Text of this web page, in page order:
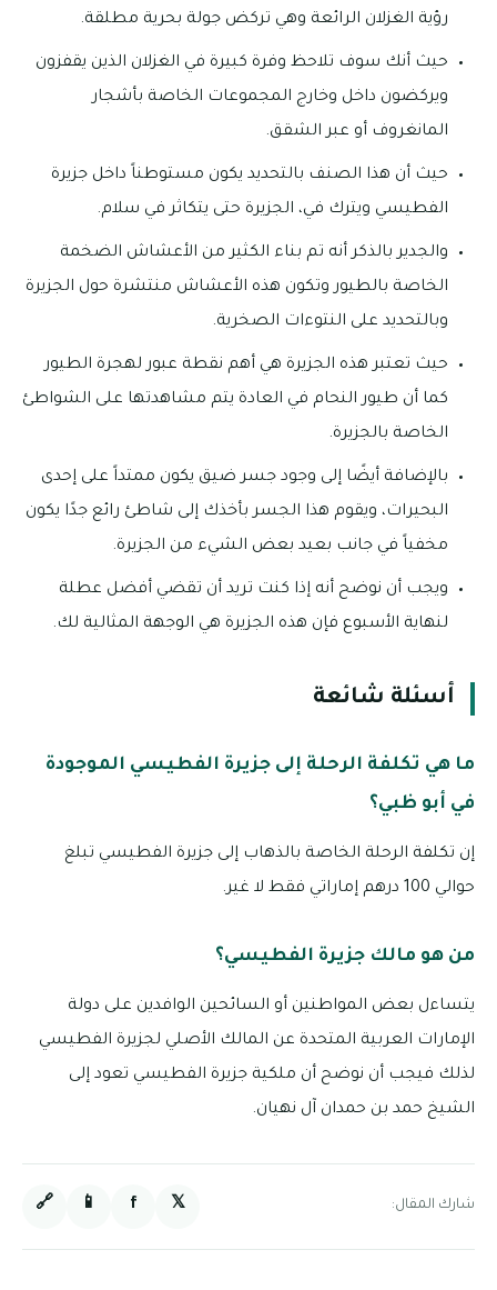
رؤية الغزلان الرائعة وهي تركض جولة بحرية مطلقة.
حيث أنك سوف تلاحظ وفرة كبيرة في الغزلان الذين يقفزون
ويركضون داخل وخارج المجموعات الخاصة بأشجار
المانغروف أو عبر الشقق.
حيث أن هذا الصنف بالتحديد يكون مستوطناً داخل جزيرة
الفطيسي ويترك في، الجزيرة حتى يتكاثر في سلام.
والجدير بالذكر أنه تم بناء الكثير من الأعشاش الضخمة
الخاصة بالطيور وتكون هذه الأعشاش منتشرة حول الجزيرة
وبالتحديد على النتوءات الصخرية.
حيث تعتبر هذه الجزيرة هي أهم نقطة عبور لهجرة الطيور
كما أن طيور النحام في العادة يتم مشاهدتها على الشواطئ
الخاصة بالجزيرة.
بالإضافة أيضًا إلى وجود جسر ضيق يكون ممتداً على إحدى
البحيرات، ويقوم هذا الجسر بأخذك إلى شاطئ رائع جدًا يكون
مخفياً في جانب بعيد بعض الشيء من الجزيرة.
ويجب أن نوضح أنه إذا كنت تريد أن تقضي أفضل عطلة
لنهاية الأسبوع فإن هذه الجزيرة هي الوجهة المثالية لك.
أسئلة شائعة
ما هي تكلفة الرحلة إلى جزيرة الفطيسي الموجودة
في أبو ظبي؟
إن تكلفة الرحلة الخاصة بالذهاب إلى جزيرة الفطيسي تبلغ
حوالي 100 درهم إماراتي فقط لا غير.
من هو مالك جزيرة الفطيسي؟
يتساءل بعض المواطنين أو السائحين الوافدين على دولة
الإمارات العربية المتحدة عن المالك الأصلي لجزيرة الفطيسي
لذلك فيجب أن نوضح أن ملكية جزيرة الفطيسي تعود إلى
الشيخ حمد بن حمدان آل نهيان.
شارك المقال: 𝕏
f
📱
🔗